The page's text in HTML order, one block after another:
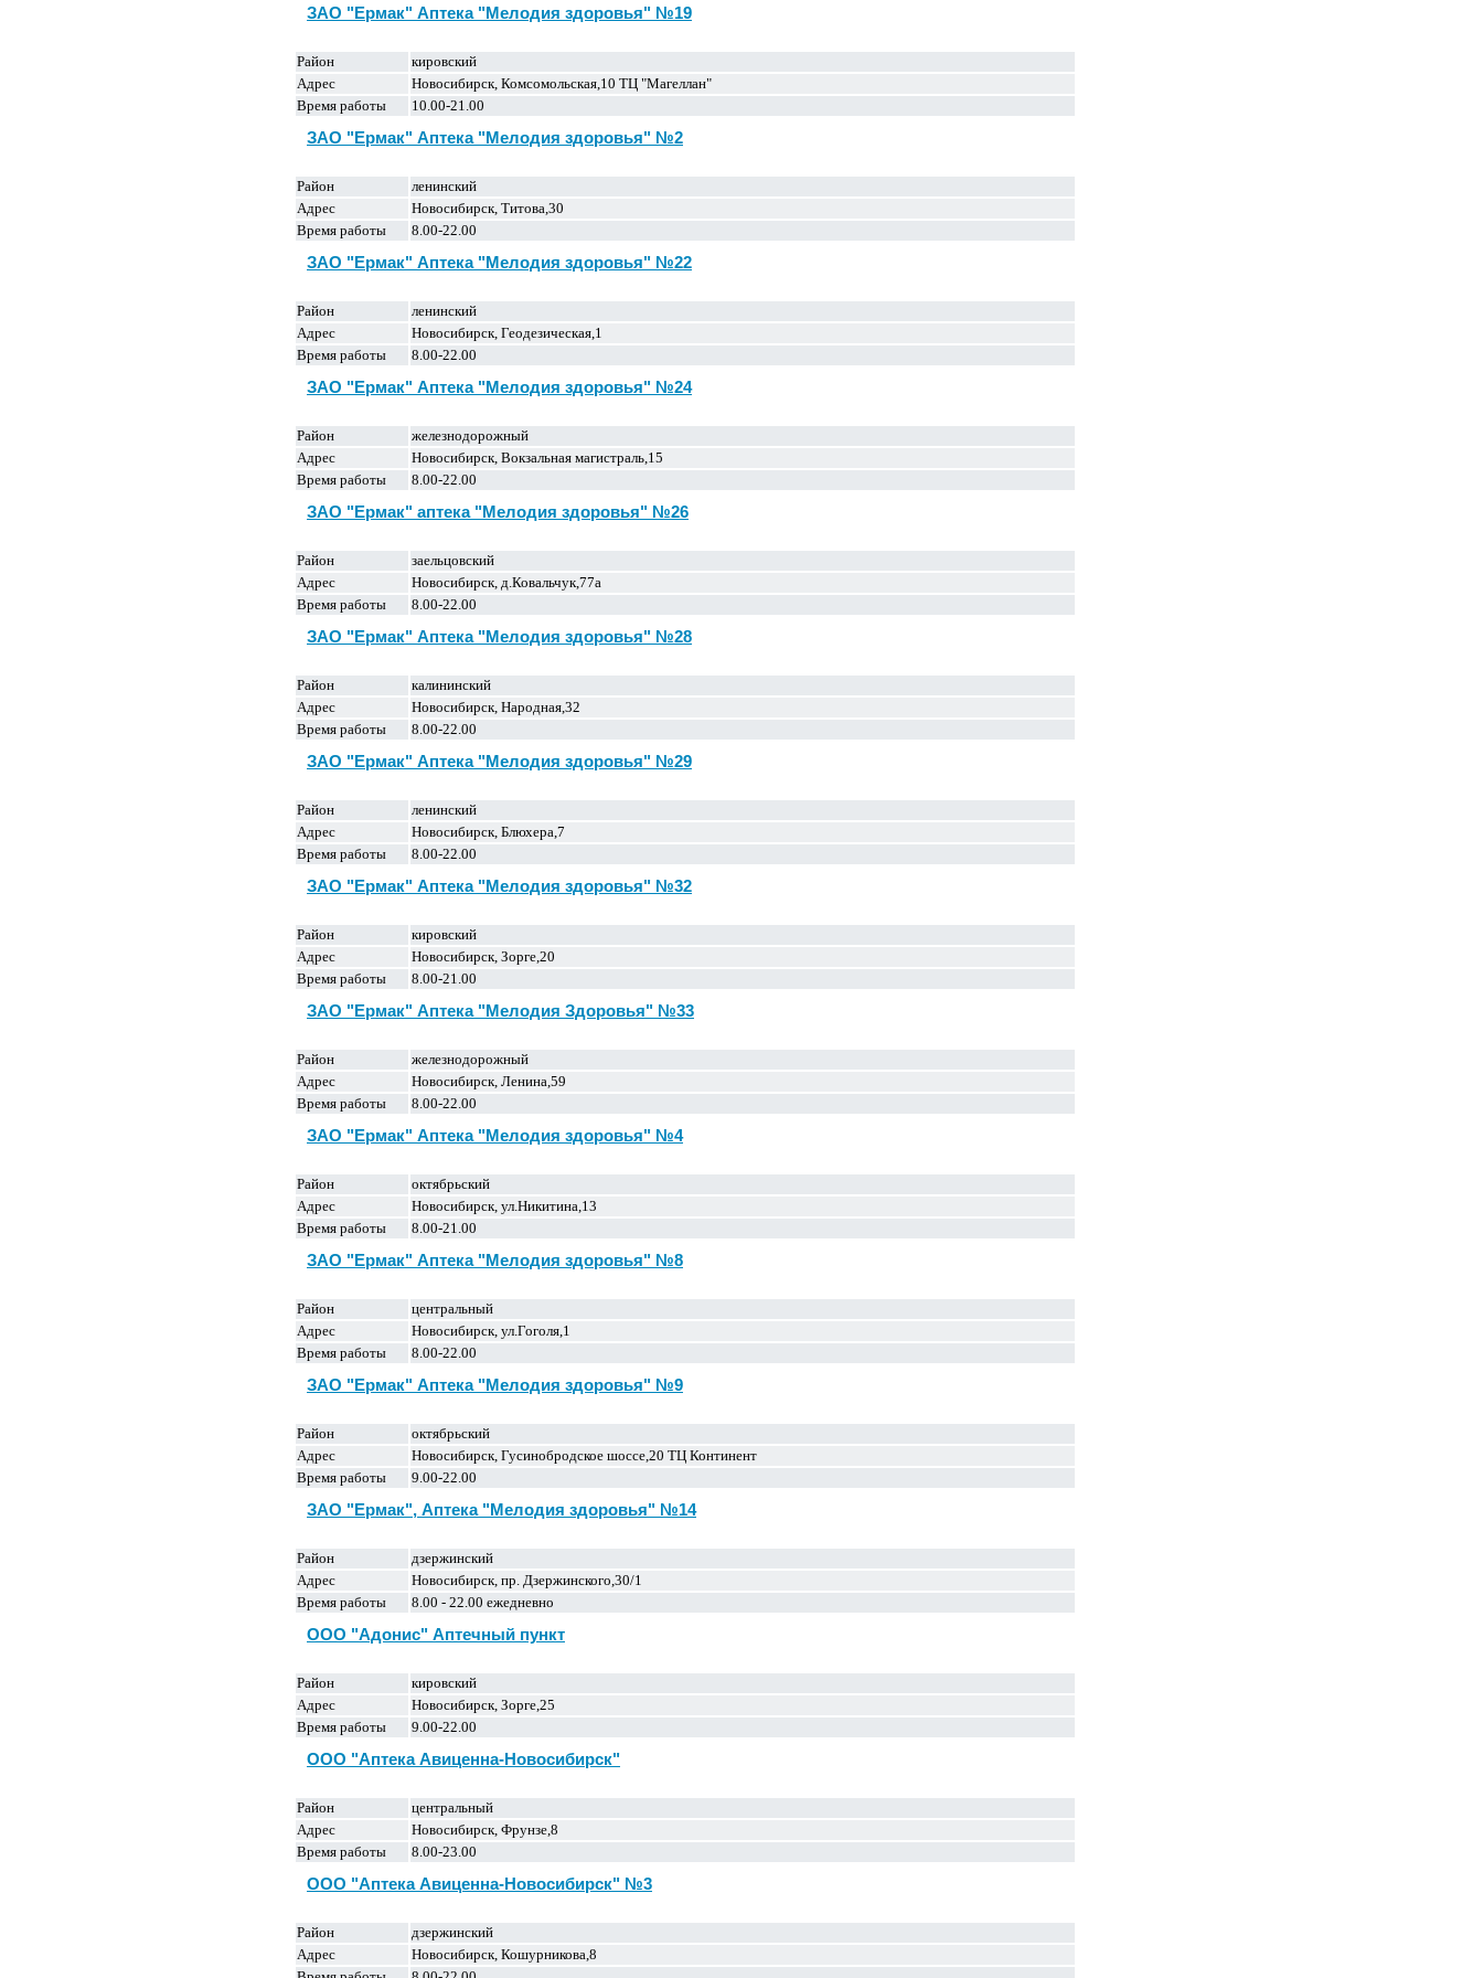
ЗАО "Ермак" Аптека "Мелодия здоровья" №19
Район
кировский
Адрес
Новосибирск, Комсомольская,10 ТЦ "Магеллан"
Время работы
10.00-21.00
ЗАО "Ермак" Аптека "Мелодия здоровья" №2
Район
ленинский
Адрес
Новосибирск, Титова,30
Время работы
8.00-22.00
ЗАО "Ермак" Аптека "Мелодия здоровья" №22
Район
ленинский
Адрес
Новосибирск, Геодезическая,1
Время работы
8.00-22.00
ЗАО "Ермак" Аптека "Мелодия здоровья" №24
Район
железнодорожный
Адрес
Новосибирск, Вокзальная магистраль,15
Время работы
8.00-22.00
ЗАО "Ермак" аптека "Мелодия здоровья" №26
Район
заельцовский
Адрес
Новосибирск, д.Ковальчук,77а
Время работы
8.00-22.00
ЗАО "Ермак" Аптека "Мелодия здоровья" №28
Район
калининский
Адрес
Новосибирск, Народная,32
Время работы
8.00-22.00
ЗАО "Ермак" Аптека "Мелодия здоровья" №29
Район
ленинский
Адрес
Новосибирск, Блюхера,7
Время работы
8.00-22.00
ЗАО "Ермак" Аптека "Мелодия здоровья" №32
Район
кировский
Адрес
Новосибирск, Зорге,20
Время работы
8.00-21.00
ЗАО "Ермак" Аптека "Мелодия Здоровья" №33
Район
железнодорожный
Адрес
Новосибирск, Ленина,59
Время работы
8.00-22.00
ЗАО "Ермак" Аптека "Мелодия здоровья" №4
Район
октябрьский
Адрес
Новосибирск, ул.Никитина,13
Время работы
8.00-21.00
ЗАО "Ермак" Аптека "Мелодия здоровья" №8
Район
центральный
Адрес
Новосибирск, ул.Гоголя,1
Время работы
8.00-22.00
ЗАО "Ермак" Аптека "Мелодия здоровья" №9
Район
октябрьский
Адрес
Новосибирск, Гусинобродское шоссе,20 ТЦ Континент
Время работы
9.00-22.00
ЗАО "Ермак", Аптека "Мелодия здоровья" №14
Район
дзержинский
Адрес
Новосибирск, пр. Дзержинского,30/1
Время работы
8.00 - 22.00 ежедневно
ООО "Адонис" Аптечный пункт
Район
кировский
Адрес
Новосибирск, Зорге,25
Время работы
9.00-22.00
ООО "Аптека Авиценна-Новосибирск"
Район
центральный
Адрес
Новосибирск, Фрунзе,8
Время работы
8.00-23.00
ООО "Аптека Авиценна-Новосибирск" №3
Район
дзержинский
Адрес
Новосибирск, Кошурникова,8